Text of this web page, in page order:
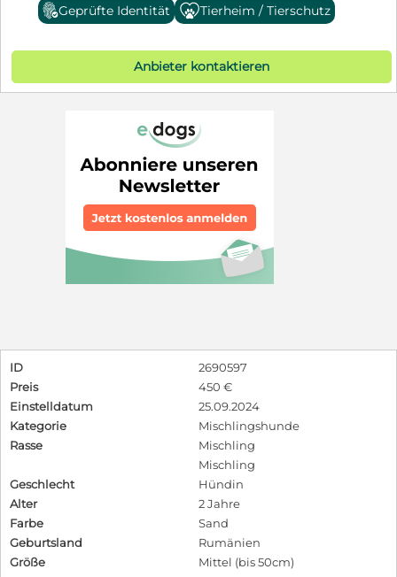
Geprüfte Identität
Tierheim / Tierschutz
Anbieter kontaktieren
ID
2690597
Preis
450 €
Einstelldatum
25.09.2024
Kategorie
Mischlingshunde
Rasse
Mischling
Mischling
Geschlecht
Hündin
Alter
2 Jahre
Farbe
Sand
Geburtsland
Rumänien
Größe
Mittel (bis 50cm)